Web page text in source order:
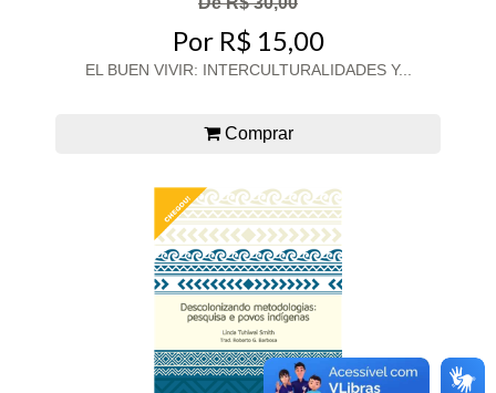
Por R$ 15,00
EL BUEN VIVIR: INTERCULTURALIDADES Y...
Comprar